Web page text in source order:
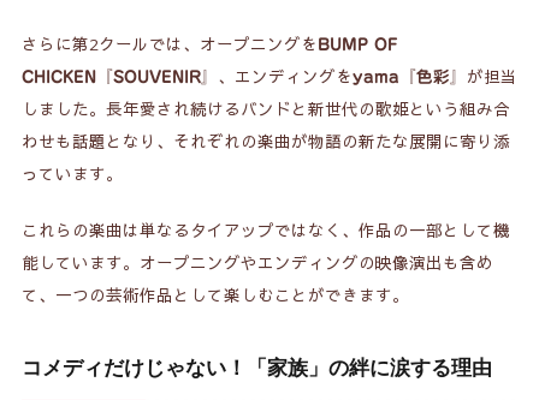
さらに第2クールでは、オープニングを BUMP OF
CHICKEN『SOUVENIR』 、エンディングをyama『色彩』 が担当
しました。長年愛され続けるバンドと新世代の歌姫という組み合
わせも話題となり、それぞれの楽曲が物語の新たな展開に寄り添
っています。
これらの楽曲は単なるタイアップではなく、作品の一部として機
能しています。オープニングやエンディングの映像演出も含め
て、一つの芸術作品として楽しむことができます。
コメディだけじゃない！「家族」の絆に涙する理由